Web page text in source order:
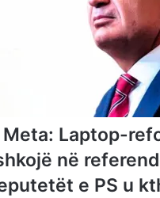
Meta: Laptop-
në
e PS u